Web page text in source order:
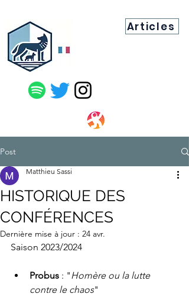
Articles
Post
HISTORIQUE DES
CONFÉRENCES
Matthieu Sassi
Dernière mise à jour : 24 avr.
Saison 2023/2024
Probus : "Homère ou la lutte
contre le chaos"